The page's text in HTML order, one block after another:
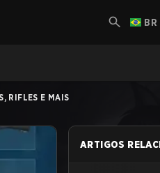
BR
RIFLES E MAIS
ARTIGOS